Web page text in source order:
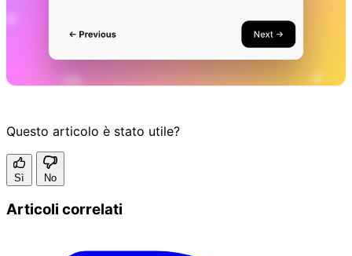
Questo articolo è stato utile?
Sì No
Articoli correlati